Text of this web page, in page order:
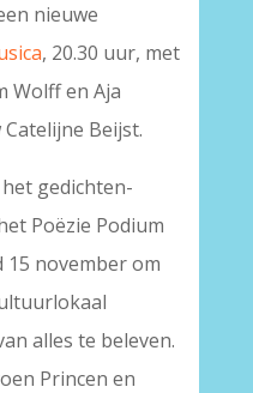
nieuwe
, 20.30 uur, met
Wolff en Aja
Beijst.
gedichten-
Poëzie Podium
15 november om
alles te beleven.
Princen en